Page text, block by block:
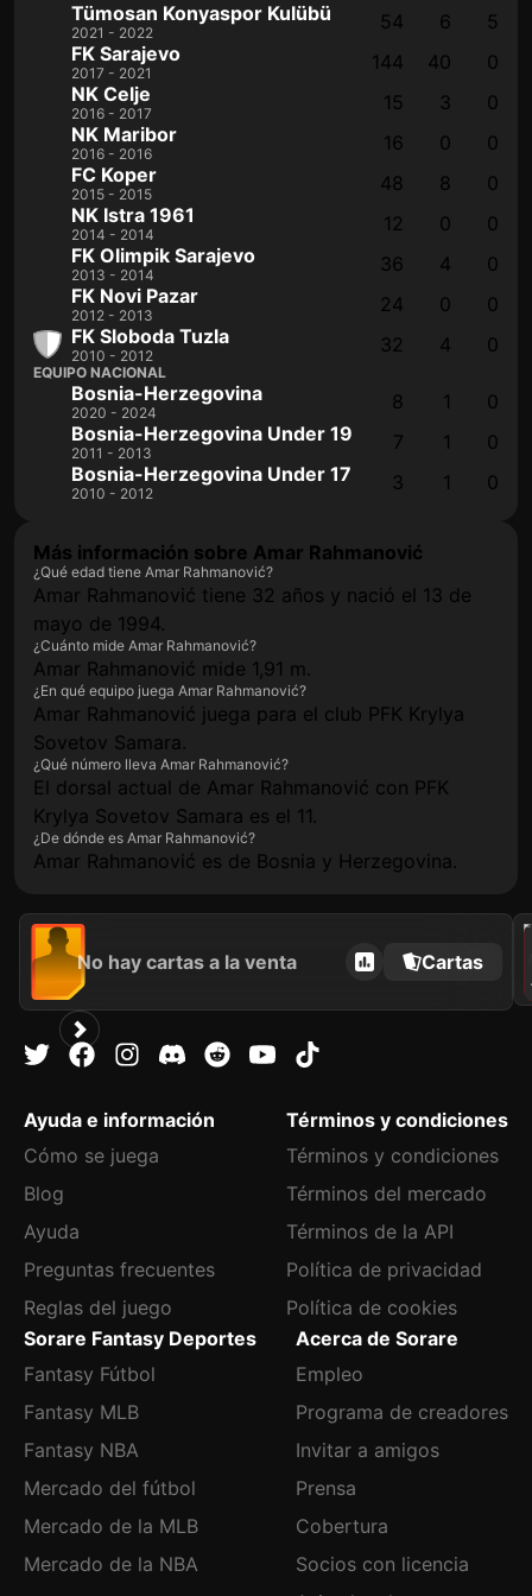
Tümosan Konyaspor Kulübü
2021 - 2022 54 6
5
FK Sarajevo
2017 - 2021 144 40
0
NK Celje
2016 - 2017 15 3
0
NK Maribor
2016 - 2016 16 0
0
FC Koper
2015 - 2015 48 8
0
NK Istra 1961
2014 - 2014 12 0
0
FK Olimpik Sarajevo
2013 - 2014 36 4
0
FK Novi Pazar
2012 - 2013 24 0
0
FK Sloboda Tuzla
2010 - 2012 32 4 0
EQUIPO NACIONAL
Bosnia-Herzegovina
2020 - 2024 8 1
0
Bosnia-Herzegovina Under 19
2011 - 2013 7 1
0
Bosnia-Herzegovina Under 17
2010 - 2012 3 1 0
Más información sobre Amar Rahmanović
¿Qué edad tiene Amar Rahmanović?
Amar Rahmanović tiene 32 años y nació el 13 de
mayo de 1994.
¿Cuánto mide Amar Rahmanović?
Amar Rahmanović mide 1,91 m.
¿En qué equipo juega Amar Rahmanović?
Amar Rahmanović juega para el club PFK Krylya
Sovetov Samara.
¿Qué número lleva Amar Rahmanović?
El dorsal actual de Amar Rahmanović con PFK
Krylya Sovetov Samara es el 11.
¿De dónde es Amar Rahmanović?
Amar Rahmanović es de Bosnia y Herzegovina.
No hay cartas a la venta Cartas
2021
Ayuda e información
Cómo se juega
Blog
Ayuda
Preguntas frecuentes
Reglas del juego
Términos y condiciones
Términos y condiciones
Términos del mercado
Términos de la API
Política de privacidad
Política de cookies
Sorare Fantasy Deportes
Fantasy Fútbol
Fantasy MLB
Fantasy NBA
Mercado del fútbol
Mercado de la MLB
Mercado de la NBA
Acerca de Sorare
Empleo
Programa de creadores
Invitar a amigos
Prensa
Cobertura
Socios con licencia